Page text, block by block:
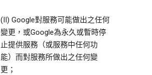
(II) Google對服務可能做出之任何
變更，或Google為永久或暫時停
止提供服務（或服務中任何功
能）而對服務所做出之任何變
更；